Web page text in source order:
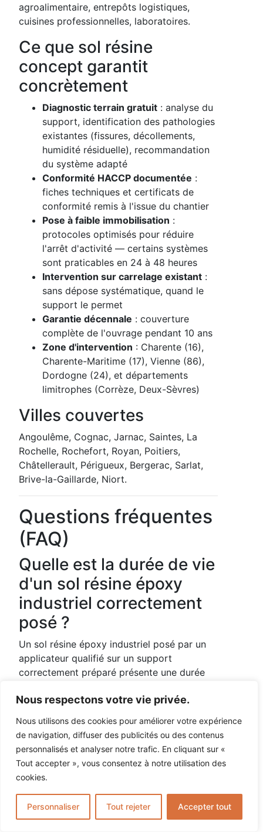
Nous respectons votre vie privée.
Nous utilisons des cookies pour améliorer votre expérience
de navigation, diffuser des publicités ou des contenus
personnalisés et analyser notre trafic. En cliquant sur «
Tout accepter », vous consentez à notre utilisation des
cookies.
Personnaliser Tout rejeter Accepter tout
agroalimentaire, entrepôts logistiques,
cuisines professionnelles, laboratoires.
Ce que sol résine
concept garantit
concrètement
Diagnostic terrain gratuit : analyse du
support, identification des pathologies
existantes (fissures, décollements,
humidité résiduelle), recommandation
du système adapté
Conformité HACCP documentée :
fiches techniques et certificats de
conformité remis à l'issue du chantier
Pose à faible immobilisation :
protocoles optimisés pour réduire
l'arrêt d'activité — certains systèmes
sont praticables en 24 à 48 heures
Intervention sur carrelage existant :
sans dépose systématique, quand le
support le permet
Garantie décennale : couverture
complète de l'ouvrage pendant 10 ans
Zone d'intervention : Charente (16),
Charente-Maritime (17), Vienne (86),
Dordogne (24), et départements
limitrophes (Corrèze, Deux-Sèvres)
Villes couvertes
Angoulême, Cognac, Jarnac, Saintes, La
Rochelle, Rochefort, Royan, Poitiers,
Châtellerault, Périgueux, Bergerac, Sarlat,
Brive-la-Gaillarde, Niort.
Questions fréquentes
(FAQ)
Quelle est la durée de vie
d'un sol résine époxy
industriel correctement
posé ?
Un sol résine époxy industriel posé par un
applicateur qualifié sur un support
correctement préparé présente une durée
d'exploitation normales. Cette durabilité
préparation du support (grenaillage,
ragréage des fissures), de l'épaisseur du
système appliqué, et de l'adéquation entre
la formulation choisie et les contraintes
réelles du site. La garantie décennale couvre
les désordres structurels pendant les 10
premières années.